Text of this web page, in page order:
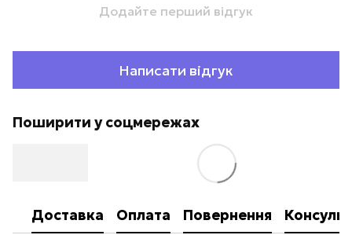
Додайте перший відгук
Написати відгук
Поширити у соцмережах
Доставка Оплата Повернення